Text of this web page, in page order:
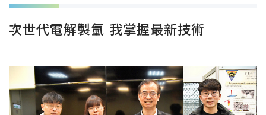
次世代電解製氫 我掌握最新技術